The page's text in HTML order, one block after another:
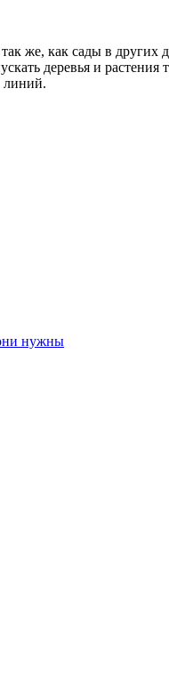
же, как сады в других
деревья и
линий.
нужны